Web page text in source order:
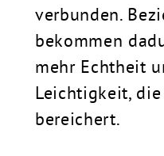
verbunden.
bekommen
mehr Echtheit
Leichtigkeit,
bereichert.